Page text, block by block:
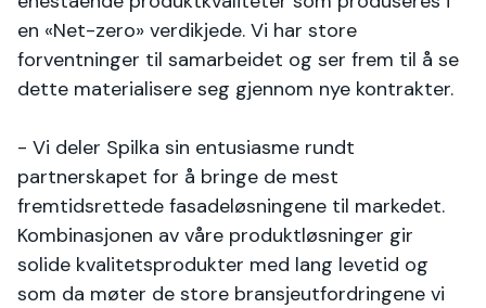
en «Net-zero» verdikjede. Vi har store
forventninger til samarbeidet og ser frem til å se
dette materialisere seg gjennom nye kontrakter.
- Vi deler Spilka sin entusiasme rundt
partnerskapet for å bringe de mest
fremtidsrettede fasadeløsningene til markedet.
Kombinasjonen av våre produktløsninger gir
solide kvalitetsprodukter med lang levetid og
som da møter de store bransjeutfordringene vi